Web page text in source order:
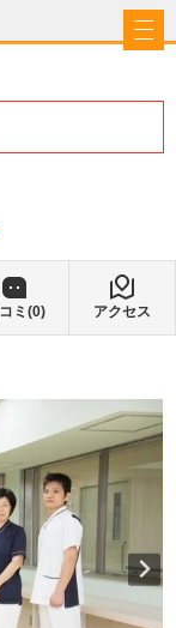
ミ(0) アクセス